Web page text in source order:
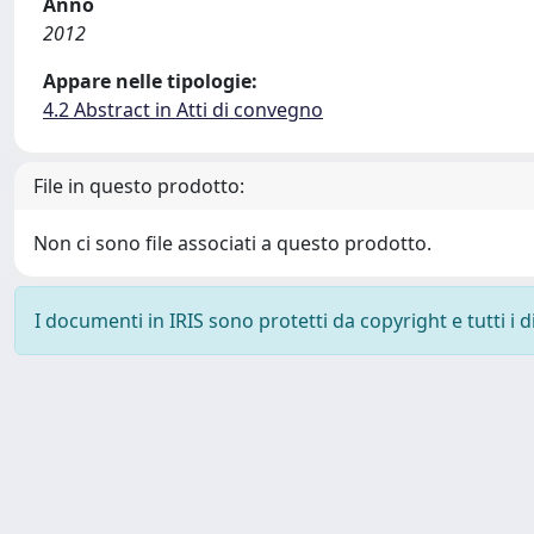
2012
Appare nelle tipologie:
4.2 Abstract in Atti di convegno
File in questo prodotto:
Non ci sono file associati a questo prodotto.
I documenti in IRIS sono protetti da copyright e tutti i